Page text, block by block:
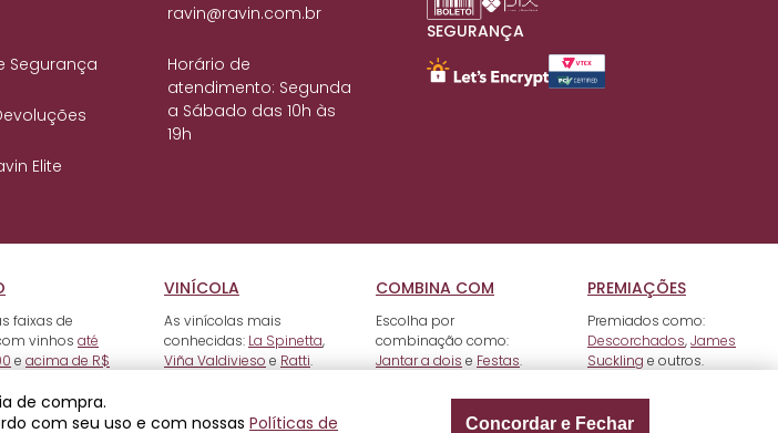
Segurança
Elite
ravin@ravin.com.br
Horário de
atendimento: Segunda
a Sábado das 10h às
19h
SEGURANÇA
faixas de
vinhos até
e acima de R$
VINÍCOLA
As vinícolas mais
conhecidas: La Spinetta,
Viña Valdivieso e Ratti.
COMBINA COM
Escolha por
combinação como:
Jantar a dois e Festas.
PREMIAÇÕES
Premiados como:
Descorchados,James
Suckling e outros.
de compra.
com seu uso e com nossas Políticas de Concordar e Fechar